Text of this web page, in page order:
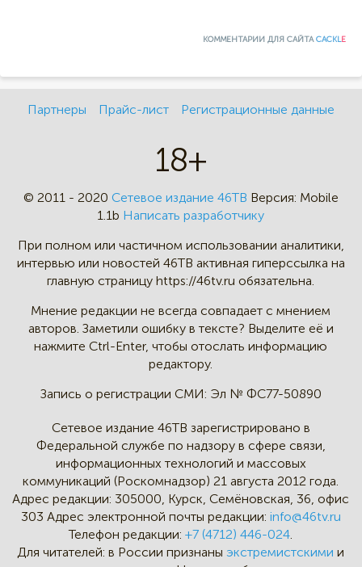
КОММЕНТАРИИ ДЛЯ САЙТАCACKLE
Партнеры Прайс-лист Регистрационные данные
18+
© 2011 - 2020 Сетевое издание 46ТВ Версия: Mobile
1.1b Написать разработчику
При полном или частичном использовании аналитики,
интервью или новостей 46TB активная гиперссылка на
главную страницу https://46tv.ru обязательна.
Мнение редакции не всегда совпадает с мнением
авторов. Заметили ошибку в тексте? Выделите её и
нажмите Ctrl-Enter, чтобы отослать информацию
редактору.
Запись о регистрации СМИ: Эл № ФС77-50890
Сетевое издание 46ТВ зарегистрировано в
Федеральной службе по надзору в сфере связи,
информационных технологий и массовых
коммуникаций (Роскомнадзор) 21 августа 2012 года.
Адрес редакции: 305000, Курск, Семёновская, 36, офис
303 Адрес электронной почты редакции: info@46tv.ru
Телефон редакции: +7 (4712) 446-024.
Для читателей: в России признаныэкстремистскими и